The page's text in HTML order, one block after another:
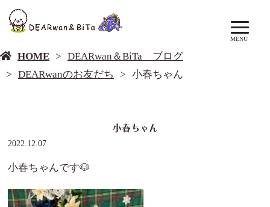
MENU
HOME
DEARwan＆BiTa ブログ
DEARwanのお友だち
小春ちゃん
小春ちゃん
2022.12.07
小春ちゃんです🐶